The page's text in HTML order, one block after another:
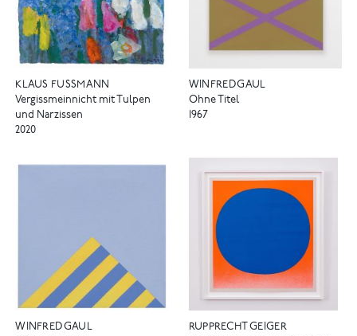
KLAUS FUSSMANN
Vergissmeinnicht mit Tulpen
und Narzissen
2020
WINFRED GAUL
Ohne Titel
1967
WINFRED GAUL
RUPPRECHT GEIGER